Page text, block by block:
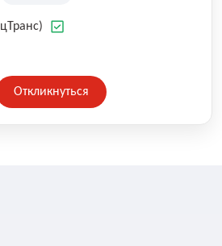
навесное и гидравлическое
Откликнуться